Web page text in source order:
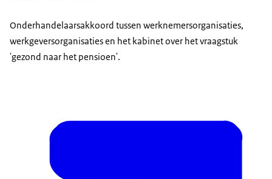
Onderhandelaarsakkoord tussen werknemersorganisaties,
werkgeversorganisaties en het kabinet over het vraagstuk
'gezond naar het pensioen'.